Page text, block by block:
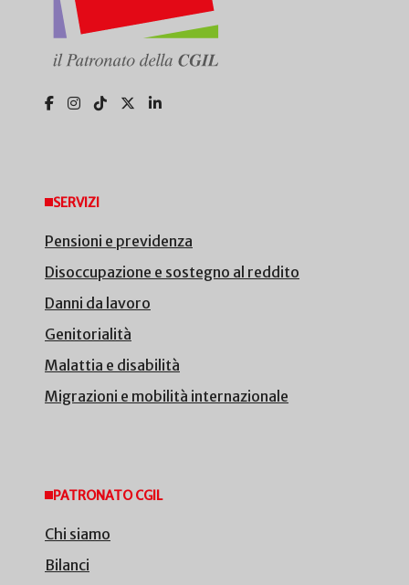
SERVIZI
Pensioni e previdenza
Disoccupazione e sostegno al reddito
Danni da lavoro
Genitorialità
Malattia e disabilità
Migrazioni e mobilità internazionale
PATRONATO CGIL
Chi siamo
Bilanci